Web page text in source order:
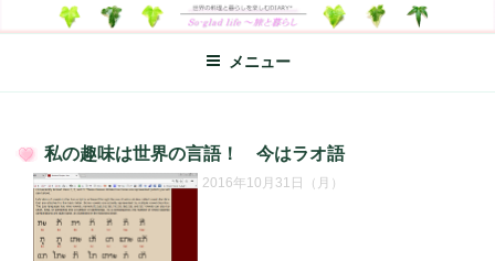
ン
ン
SO-GLAD LIFE～旅と暮らし
世界の料理のエッセイやレシピ、シンプルライフ、楽しい暮らしなどを
綴る、世界248か国を旅した松本あづさのDIARYです
メニュー
投
稿
日:
私の趣味は世界の言語！ 今はラオ語
2016年10月31日（月）